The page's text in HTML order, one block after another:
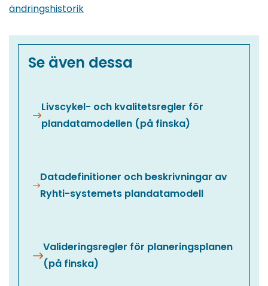
ändringshistorik
Se även dessa
Livscykel- och kvalitetsregler för
plandatamodellen (på finska)
Datadefinitioner och beskrivningar av
Ryhti-systemets plandatamodell
Valideringsregler för planeringsplanen
(på finska)